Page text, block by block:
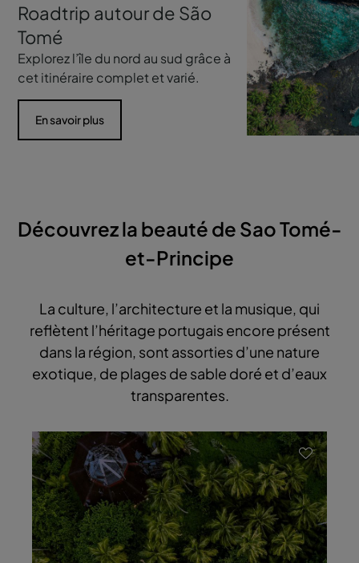
Roadtrip autour de São
Tomé
Explorez l’île du nord au sud grâce à
cet itinéraire complet et varié.
En savoir plus
Découvrez la beauté de Sao Tomé-
et-Principe
La culture, l’architecture et la musique, qui
reflètent l’héritage portugais encore présent
dans la région, sont assorties d’une nature
exotique, de plages de sable doré et d’eaux
transparentes.